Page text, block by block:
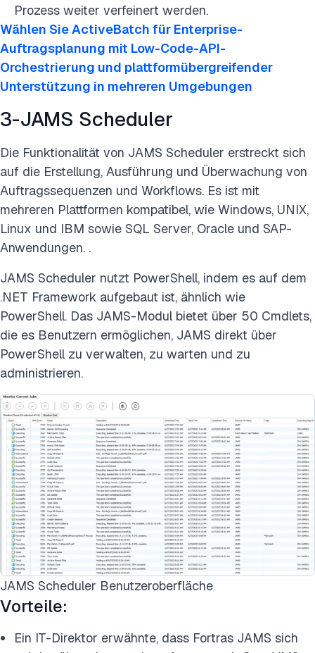
Prozess weiter verfeinert werden.
Wählen Sie ActiveBatch für Enterprise-
Auftragsplanung mit Low-Code-API-
Orchestrierung und plattformübergreifender
Unterstützung in mehreren Umgebungen
3-JAMS Scheduler
Die Funktionalität von JAMS Scheduler erstreckt sich
auf die Erstellung, Ausführung und Überwachung von
Auftragssequenzen und Workflows. Es ist mit
mehreren Plattformen kompatibel, wie Windows, UNIX,
Linux und IBM sowie SQL Server, Oracle und SAP-
Anwendungen. .
JAMS Scheduler nutzt PowerShell, indem es auf dem
.NET Framework aufgebaut ist, ähnlich wie
PowerShell. Das JAMS-Modul bietet über 50 Cmdlets,
die es Benutzern ermöglichen, JAMS direkt über
PowerShell zu verwalten, zu warten und zu
administrieren.
JAMS Scheduler Benutzeroberfläche
Vorteile:
Ein IT-Direktor erwähnte, dass Fortras JAMS sich